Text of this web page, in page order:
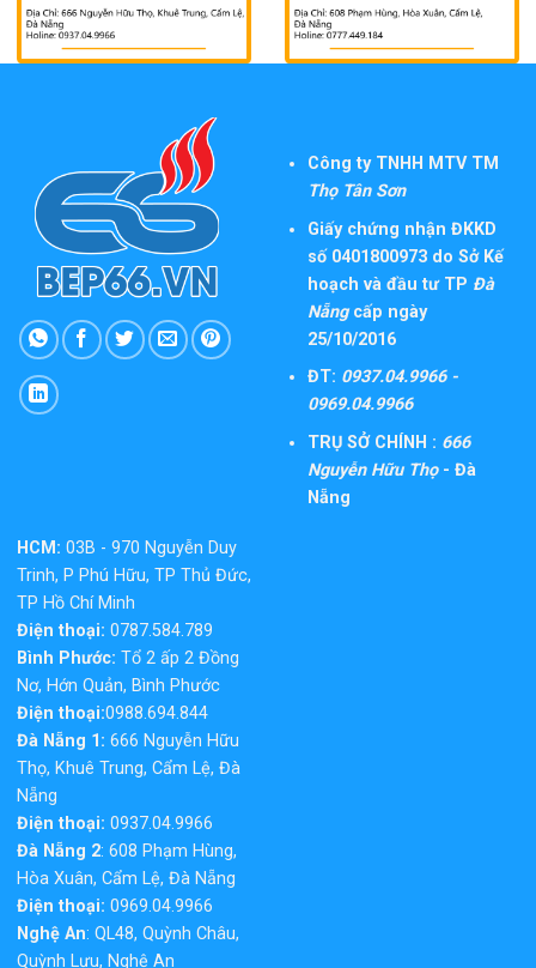
Công ty TNHH MTV TM
Thọ Tân Sơn
Giấy chứng nhận ĐKKD
số 0401800973 do Sở Kế
hoạch và đầu tư TP Đà
Nẵngcấp ngày
25/10/2016
ĐT: 0937.04.9966 -
0969.04.9966
TRỤ SỞ CHÍNH : 666
Nguyễn Hữu Thọ- Đà
Nẵng
HCM: 03B - 970 Nguyễn Duy
Trinh, P Phú Hữu, TP Thủ Đức,
TP Hồ Chí Minh
Điện thoại: 0787.584.789
Bình Phước: Tổ 2 ấp 2 Đồng
Nơ, Hớn Quản, Bình Phước
Điện thoại:0988.694.844
Đà Nẵng 1: 666 Nguyễn Hữu
Thọ, Khuê Trung, Cẩm Lệ, Đà
Nẵng
Điện thoại: 0937.04.9966
Đà Nẵng 2: 608 Phạm Hùng,
Hòa Xuân, Cẩm Lệ, Đà Nẵng
Điện thoại: 0969.04.9966
Nghệ An: QL48, Quỳnh Châu,
Quỳnh Lưu, Nghệ An